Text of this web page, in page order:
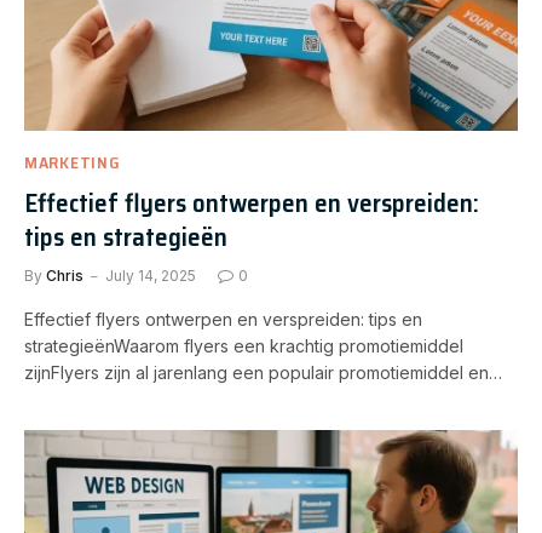
MARKETING
Effectief flyers ontwerpen en verspreiden:
tips en strategieën
By Chris July 14, 2025 0
Effectief flyers ontwerpen en verspreiden: tips en
strategieënWaarom flyers een krachtig promotiemiddel
zijnFlyers zijn al jarenlang een populair promotiemiddel en…